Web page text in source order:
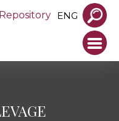
Repository ENG